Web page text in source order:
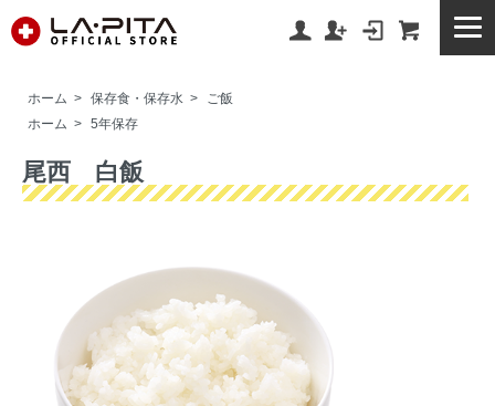
ホーム > 保存食・保存水 >
ご飯
ホーム > 5年保存
尾西 白飯